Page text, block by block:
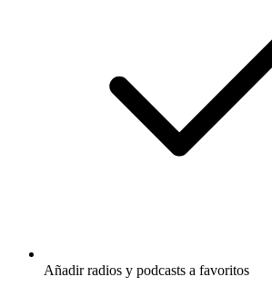
Añadir radios y podcasts a favoritos